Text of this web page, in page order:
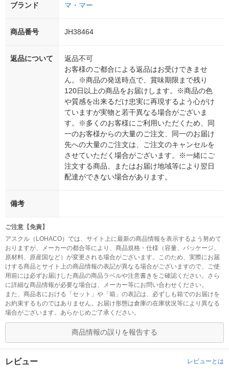
ブランド マ・マー
商品番号 JH38464
返品について
返品不可
お客様のご都合による返品はお受けできませ
ん。※商品の発送時点で、賞味期限まで残り
120日以上の商品をお届けします。※商品の色
や質感を出来るだけ忠実に再現するよう心がけ
ていますが実物と若干異なる場合がございま
す。※多くのお客様にご利用いただくため、同
一のお客様からの大量のご注文、同一のお届け
先への大量のご注文は、ご注文のキャンセルを
させていただく場合がございます。※一緒にご
注文する商品、またはお届け地域等により翌日
配達ができない場合があります。
備考
ご注意【免責】
アスクル（LOHACO）では、サイト上に最新の商品情報を表示するよう努めて
おりますが、メーカーの都合等により、商品規格・仕様（容量、パッケージ、
原材料、原産国など）が変更される場合がございます。このため、実際にお届
けする商品とサイト上の商品情報の表記が異なる場合がございますので、ご使
用前には必ずお届けした商品の商品ラベルや注意書きをご確認ください。さら
に詳細な商品情報が必要な場合は、メーカー等にお問い合わせください。
また、商品名における「セット」や「箱」の表記は、必ずしも箱でのお届けを
お約束するものではありません。お届け形態は倉庫の在庫状況等により異なる
場合がございます。あらかじめご了承ください。
商品情報の誤りを報告する
レビュー レビューとは